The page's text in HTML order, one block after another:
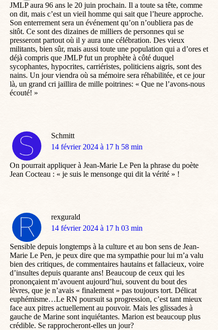
JMLP aura 96 ans le 20 juin prochain. Il a toute sa tête, comme
on dit, mais c’est un vieil homme qui sait que l’heure approche.
Son enterrement sera un événement qu’on n’oubliera pas de
sitôt. Ce sont des dizaines de milliers de personnes qui se
presseront partout où il y aura une célébration. Des vieux
militants, bien sûr, mais aussi toute une population qui a d’ores et
déjà compris que JMLP fut un prophète à côté duquel
sycophantes, hypocrites, carriéristes, politiciens aigris, sont des
nains. Un jour viendra où sa mémoire sera réhabilitée, et ce jour
là, un grand cri jaillira de mille poitrines: « Que ne l’avons-nous
écouté! »
Schmitt
dit
14 février 2024 à 17 h 58 min
On pourrait appliquer à Jean-Marie Le Pen la phrase du poète
Jean Cocteau : « je suis le mensonge qui dit la vérité » !
rexgurald
dit
14 février 2024 à 17 h 03 min
Sensible depuis longtemps à la culture et au bon sens de Jean-
Marie Le Pen, je peux dire que ma sympathie pour lui m’a valu
bien des critiques, de commentaires hautains et fallacieux, voire
d’insultes depuis quarante ans! Beaucoup de ceux qui les
prononçaient m’avouent aujourd’hui, souvent du bout des
lèvres, que je n’avais « finalement » pas toujours tort. Délicat
euphémisme…Le RN poursuit sa progression, c’est tant mieux
face aux pitres actuellement au pouvoir. Mais les glissades à
gauche de Marine sont inquiétantes. Marion est beaucoup plus
crédible. Se rapprocheront-elles un jour?